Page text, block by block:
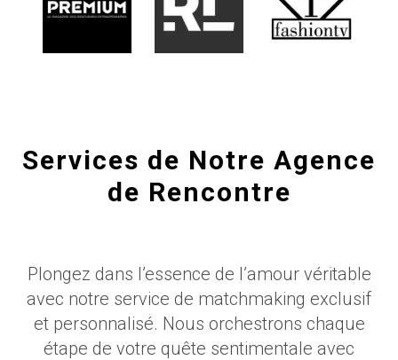
Services de Notre Agence
de Rencontre
Plongez dans l’essence de l’amour véritable
avec notre service de matchmaking exclusif
et personnalisé. Nous orchestrons chaque
étape de votre quête sentimentale avec